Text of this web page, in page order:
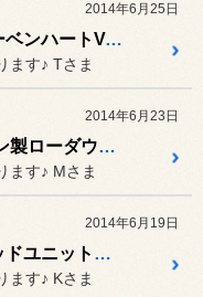
2014年6月25日
エクストレイルへ レーベンハートVellt40 19inch取り付け♪
ます♪ Tさま
2014年6月23日
ホンダ N-BOX テイン製ローダウンスプリングの交換でございます♪
ます♪ Mさま
2014年6月19日
ホンダ フリード ヘッドユニット取付♪
ます♪ Kさま